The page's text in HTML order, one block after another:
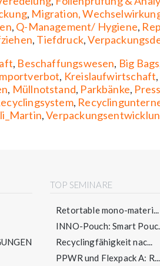
, Migration,
, Q-Management/ Hygiene,
, Tiefdruck,
, Beschaffungswesen, Big Bags
, Kreislaufwirtschaft,
, Müllnotstand, Parkbänke,
,
,
TOP SEMINARE
Retortable mono-materi...
INNO-Pouch: Smart
Recyclingfähigkeit nac...
PPWR und Flexpack A: R...